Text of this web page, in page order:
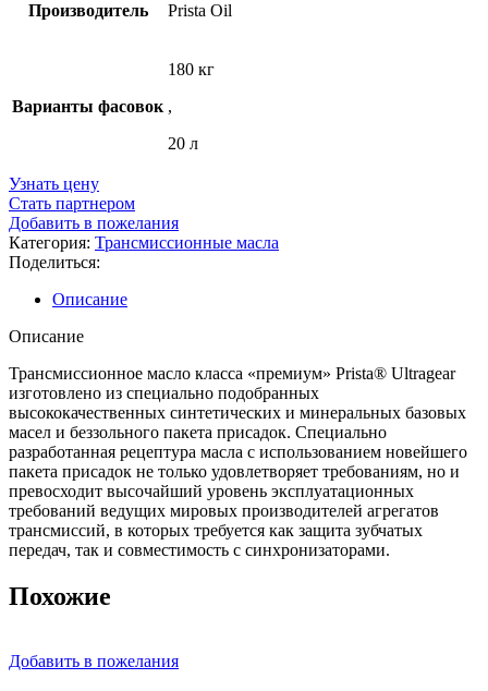
Производитель Prista Oil
Варианты фасовок
180 кг
,
20 л
Узнать цену
Стать партнером
Добавить в пожелания
Категория: Трансмиссионные масла
Поделиться:
Описание
Описание
Трансмиссионное масло класса «премиум» Prista® Ultragear
изготовлено из специально подобранных
высококачественных синтетических и минеральных базовых
масел и беззольного пакета присадок. Специально
разработанная рецептура масла с использованием новейшего
пакета присадок не только удовлетворяет требованиям, но и
превосходит высочайший уровень эксплуатационных
требований ведущих мировых производителей агрегатов
трансмиссий, в которых требуется как защита зубчатых
передач, так и совместимость с синхронизаторами.
Похожие
Добавить в пожелания